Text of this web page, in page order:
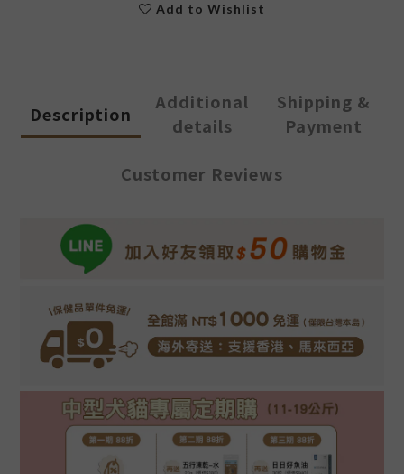
Add to Wishlist
Description
Additional
details
Shipping &
Payment
Customer Reviews